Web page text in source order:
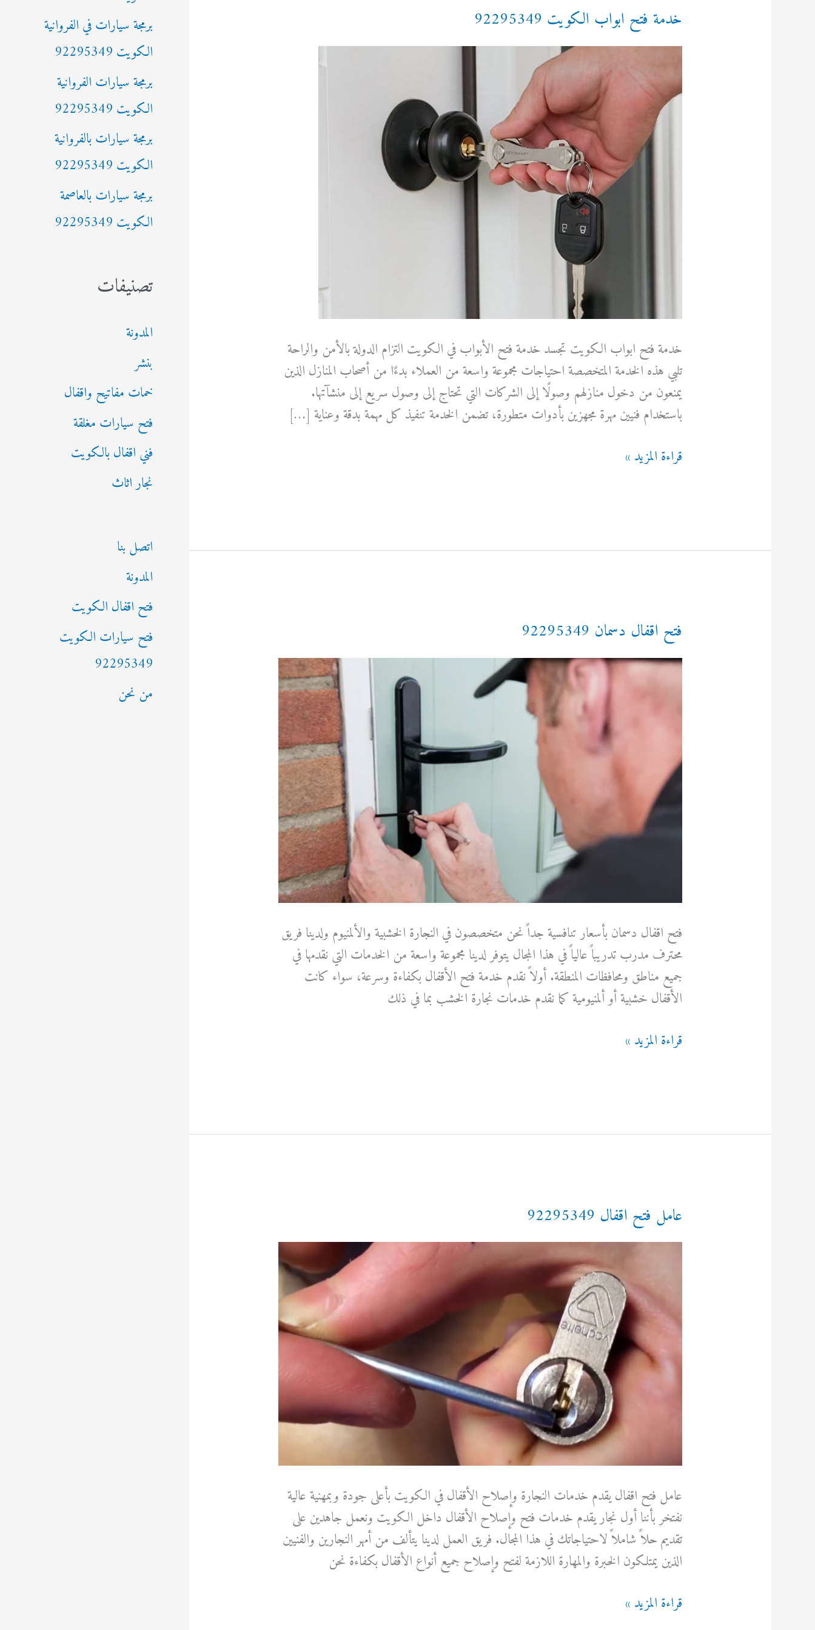
خدمة فتح ابواب الكويت 92295349
خدمة فتح ابواب الكويت تجسد خدمة فتح الأبواب في الكويت التزام الدولة بالأمن والراحة
تلبي هذه الخدمة المتخصصة احتياجات مجموعة واسعة من العملاء بدءًا من أصحاب المنازل الذين
يمنعون من دخول منازلهم وصولًا إلى الشركات التي تحتاج إلى وصول سريع إلى منشآتها.
باستخدام فنيين مهرة مجهزين بأدوات متطورة، تضمن الخدمة تنفيذ كل مهمة بدقة وعناية […]
خدمة
92295349
قراءة المزيد »
فتح اقفال دسمان 92295349
فتح اقفال دسمان بأسعار تنافسية جداً نحن متخصصون في النجارة الخشبية والألمنيوم ولدينا فريق
محترف مدرب تدريباً عالياً في هذا المجال يتوفر لدينا مجموعة واسعة من الخدمات التي نقدمها في
جميع مناطق ومحافظات المنطقة. أولاً نقدم خدمة فتح الأقفال بكفاءة وسرعة، سواء كانت
الأقفال خشبية أو ألمنيومية كما نقدم خدمات نجارة الخشب بما في ذلك
فتح
قراءة المزيد »
عامل فتح اقفال 92295349
عامل فتح اقفال يقدم خدمات النجارة وإصلاح الأقفال في الكويت بأعلى جودة وبمهنية عالية
نفتخر بأننا أول نجار يقدم خدمات فتح وإصلاح الأقفال داخل الكويت ونعمل جاهدين على
تقديم حلاً شاملاً لاحتياجاتك في هذا المجال. فريق العمل لدينا يتألف من أمهر النجارين والفنيين
الذين يمتلكون الخبرة والمهارة اللازمة لفتح وإصلاح جميع أنواع الأقفال بكفاءة نحن
عامل
قراءة المزيد »
:برمجة سيارات في الفروانية
الكويت 92295349
برمجة سيارات الفروانية
الكويت 92295349
برمجة سيارات بالفروانية
الكويت 92295349
برمجة سيارات بالعاصمة
الكويت 92295349
تصنيفات
المدونة
بنشر
خمات مفاتيح واقفال
فتح سيارات مغلقة
فني اقفال بالكويت
نجار اثاث
اتصل بنا
المدونة
فتح اقفال الكويت
فتح سيارات الكويت
92295349
من نحن